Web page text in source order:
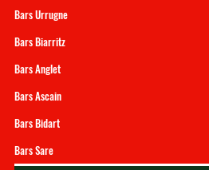
Bars Urrugne
Bars Biarritz
Bars Anglet
Bars Ascain
Bars Bidart
Bars Sare